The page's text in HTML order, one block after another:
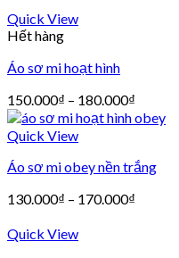
Quick View
Hết hàng
Áo sơ mi hoạt hình
150.000₫ – 180.000₫
Quick View
Áo sơ mi obey nền trắng
130.000₫ – 170.000₫
Quick View